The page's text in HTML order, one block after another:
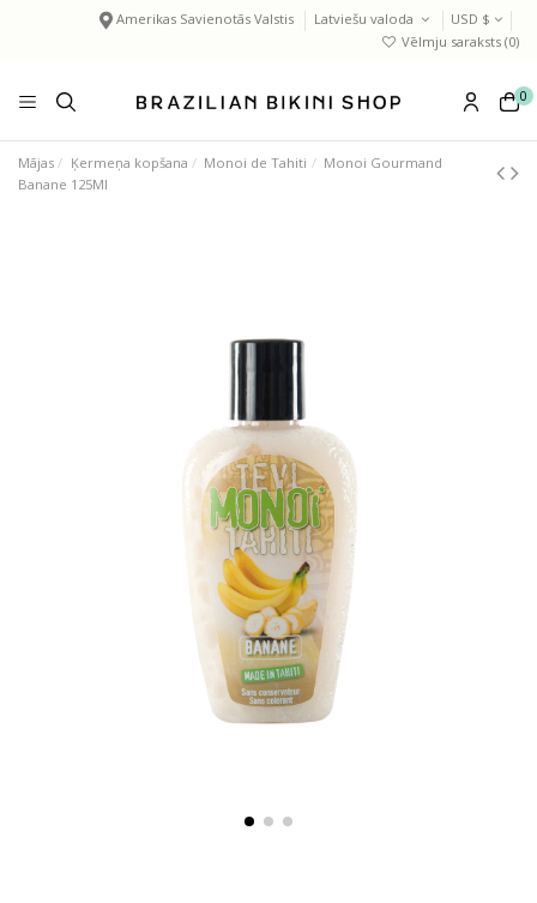
Amerikas Savienotās Valstis Latviešu valoda
USD $
Vēlmju saraksts (0)
0
Mājas Ķermeņa kopšana Monoi de Tahiti
Monoi Gourmand
Banane 125Ml